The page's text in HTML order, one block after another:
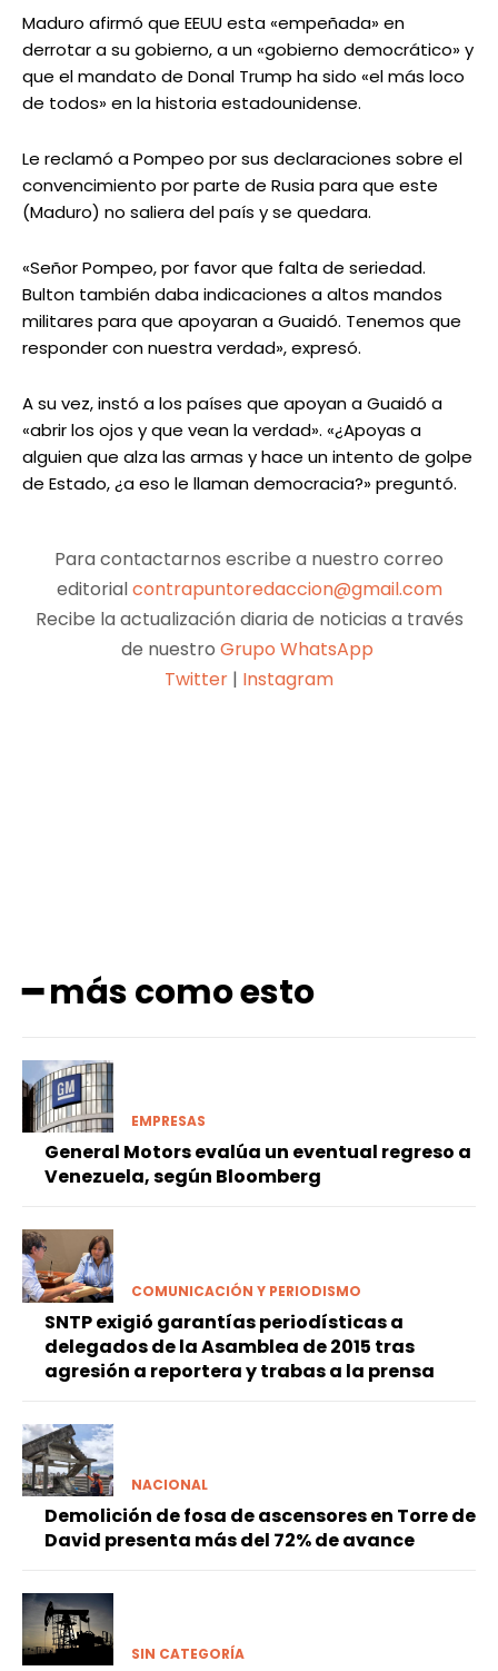
Maduro afirmó que EEUU esta «empeñada» en
derrotar a su gobierno, a un «gobierno democrático» y
que el mandato de Donal Trump ha sido «el más loco
de todos» en la historia estadounidense.
Le reclamó a Pompeo por sus declaraciones sobre el
convencimiento por parte de Rusia para que este
(Maduro) no saliera del país y se quedara.
«Señor Pompeo, por favor que falta de seriedad.
Bulton también daba indicaciones a altos mandos
militares para que apoyaran a Guaidó. Tenemos que
responder con nuestra verdad», expresó.
A su vez, instó a los países que apoyan a Guaidó a
«abrir los ojos y que vean la verdad». «¿Apoyas a
alguien que alza las armas y hace un intento de golpe
de Estado, ¿a eso le llaman democracia?» preguntó.
Para contactarnos escribe a nuestro correo
editorialcontrapuntoredaccion@gmail.com
Recibe la actualización diaria de noticias a través
de nuestro Grupo WhatsApp
Twitter | Instagram
━ más como esto
EMPRESAS
General Motors evalúa un eventual regreso a
Venezuela, según Bloomberg
COMUNICACIÓN Y PERIODISMO
SNTP exigió garantías periodísticas a
delegados de la Asamblea de 2015 tras
agresión a reportera y trabas a la prensa
NACIONAL
Demolición de fosa de ascensores en Torre de
David presenta más del 72% de avance
SIN CATEGORÍA